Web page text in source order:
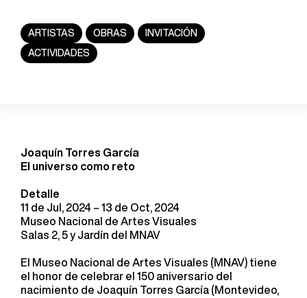
ARTISTAS OBRAS INVITACIÓN
ACTIVIDADES
Joaquín Torres García
El universo como reto
Detalle
11 de Jul, 2024 – 13 de Oct, 2024
Museo Nacional de Artes Visuales
Salas 2, 5 y Jardín del MNAV
El Museo Nacional de Artes Visuales (MNAV) tiene
el honor de celebrar el 150 aniversario del
nacimiento de Joaquín Torres García (Montevideo,